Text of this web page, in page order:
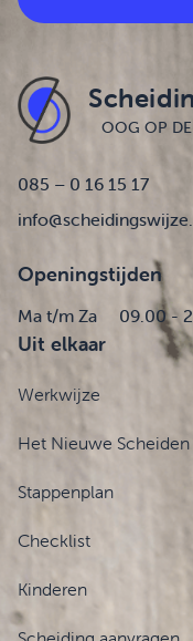
OOG OP
085 – 0 16 15 17
Openingstijden
Ma t/m Za 09.00 -
Uit elkaar
Werkwijze
Het Nieuwe Scheiden
Stappenplan
Checklist
Kinderen